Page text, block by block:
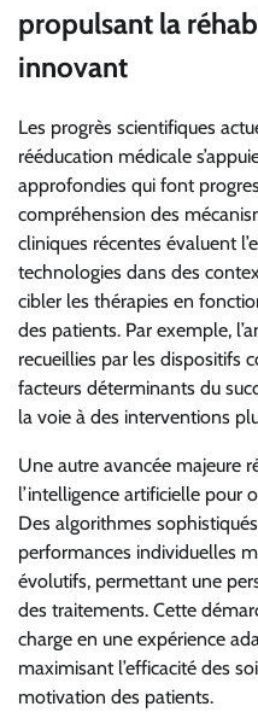
propulsant la
innovant
Les progrès scientifiques
rééducation médicale
approfondies qui font
compréhension des
cliniques récentes évaluent
technologies dans des
cibler les thérapies en
des patients. Par exemple,
recueillies par les dispositifs
facteurs déterminants du
la voie à des interventions
Une autre avancée majeure
l’intelligence artificielle pour
Des algorithmes
performances individuelles
évolutifs, permettant une
des traitements. Cette
charge en une expérience
maximisant l’efficacité des
motivation des patients.